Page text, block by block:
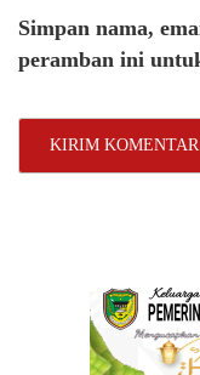
Simpan nama,
peramban ini